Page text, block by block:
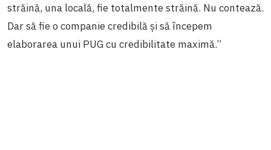
străină, una locală, fie totalmente străină. Nu contează.
Dar să fie o companie credibilă și să începem
elaborarea unui PUG cu credibilitate maximă.”